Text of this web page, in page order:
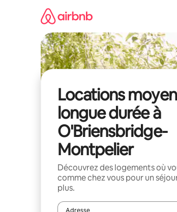
Locations
longue durée à
O'Briensbridge-
Montpelier
Découvrez des logements où
comme chez vous pour un
plus.